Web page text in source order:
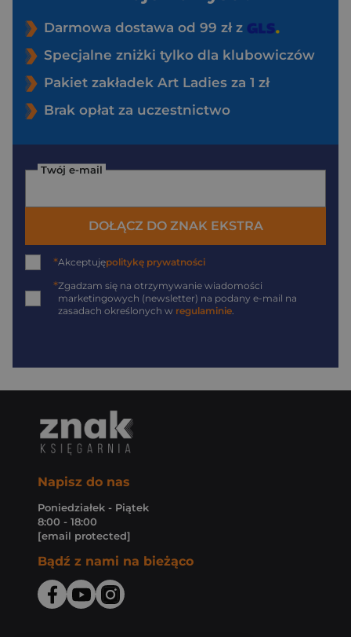
Darmowa dostawa od 99 zł z
Specjalne zniżki tylko dla klubowiczów
Pakiet zakładek Art Ladies za 1 zł
Brak opłat za uczestnictwo
Twój e-mail
DOŁĄCZ DO ZNAK EKSTRA
*Akceptujępolitykę prywatności
*Zgadzam się na otrzymywanie wiadomości
marketingowych (newsletter) na podany e-mail na
zasadach określonych w regulaminie.
Napisz do nas
Poniedziałek - Piątek
8:00 - 18:00
[email protected]
Bądź z nami na bieżąco